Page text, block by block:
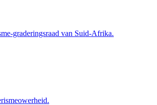
graderingsraad van Suid-Afrika.